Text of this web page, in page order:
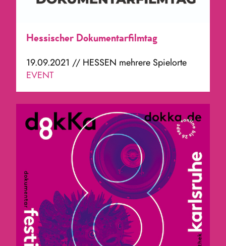
Hessischer Dokumentarfilmtag
19.09.2021 // HESSEN mehrere Spielorte
EVENT